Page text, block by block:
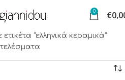
0 €
ετικέτα “ελληνικά κεραμικά”